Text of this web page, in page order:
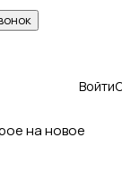
Войти
на новое